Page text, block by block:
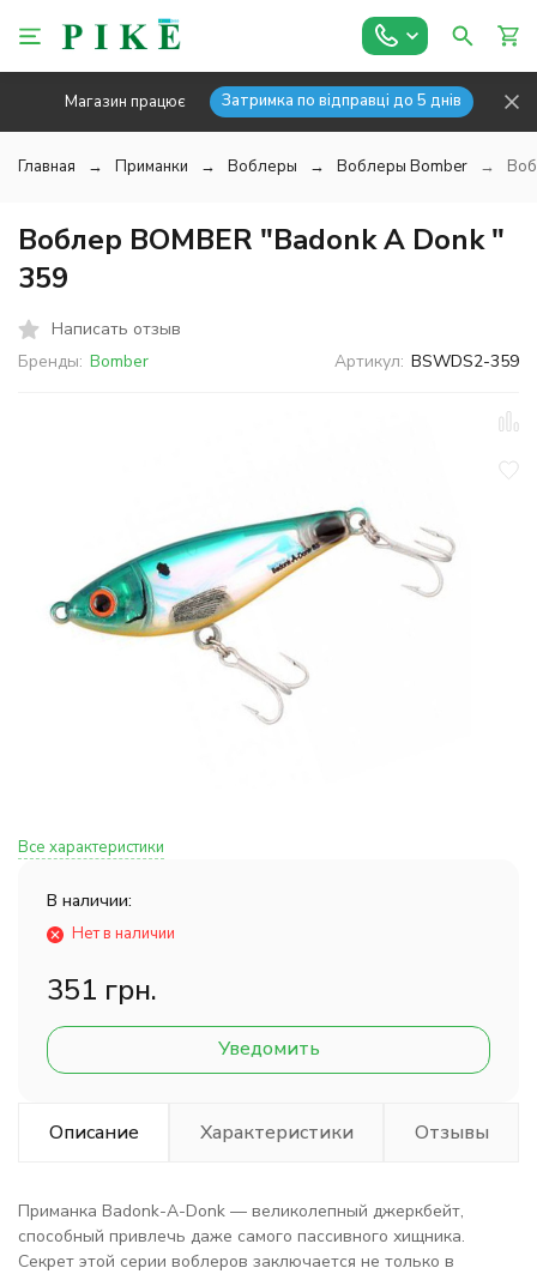
Магазин працює Затримка по відправці до 5 днів
Главная Приманки Воблеры Воблеры Bomber
Воблер BOMBER "Badonk A Donk "
359
Написать отзыв
Бренды: Bomber Артикул: BSWDS2-359
Все характеристики
В наличии:
Нет в наличии
351 грн.
Уведомить
Описание Характеристики Отзывы
Приманка Badonk-A-Donk — великолепный джеркбейт,
способный привлечь даже самого пассивного хищника.
Секрет этой серии воблеров заключается не только в